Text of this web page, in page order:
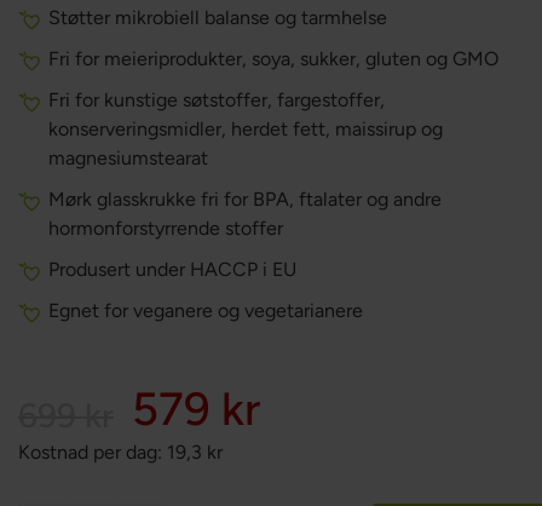
Støtter mikrobiell balanse og tarmhelse
Fri for meieriprodukter, soya, sukker, gluten og GMO
Fri for kunstige søtstoffer, fargestoffer,
konserveringsmidler, herdet fett, maissirup og
magnesiumstearat
Mørk glasskrukke fri for BPA, ftalater og andre
hormonforstyrrende stoffer
Produsert under HACCP i EU
Egnet for veganere og vegetarianere
579 kr
Kostnad per dag: 19,3 kr